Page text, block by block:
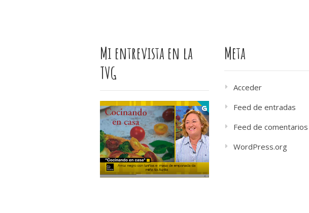
Mi entrevista en la
TVG
Meta
Acceder
Feed de entradas
Feed de comentarios
WordPress.org